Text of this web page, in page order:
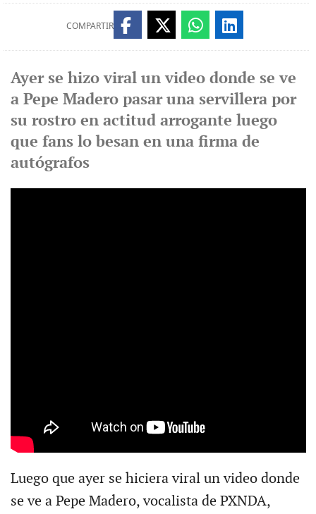
COMPARTIR
Ayer se hizo viral un video donde se ve
a Pepe Madero pasar una servillera por
su rostro en actitud arrogante luego
que fans lo besan en una firma de
autógrafos
Luego que ayer se hiciera viral un video donde
se ve a Pepe Madero, vocalista de PXNDA,